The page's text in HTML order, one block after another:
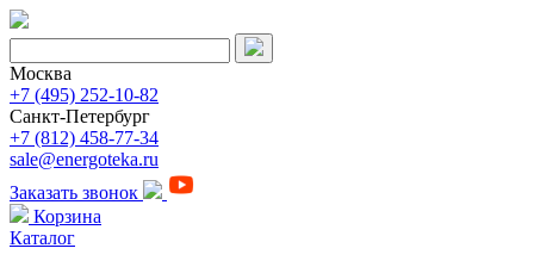
Москва
+7 (495) 252-10-82
Санкт-Петербург
+7 (812) 458-77-34
sale@energoteka.ru
Заказать звонок
Корзина
Каталог